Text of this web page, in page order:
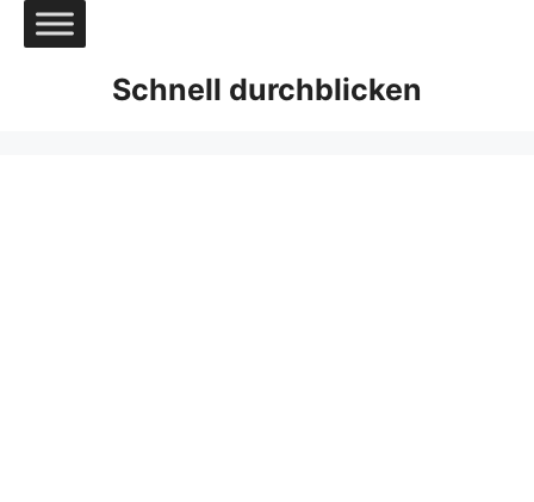
Zum
Inhalt
Schnell durchblicken